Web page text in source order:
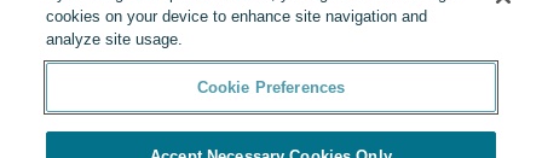
cookies on your device to enhance site navigation and
analyze site usage.
Cookie Preferences